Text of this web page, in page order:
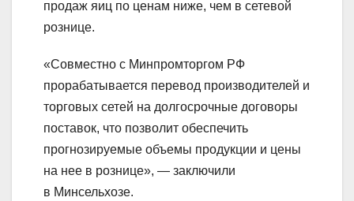
продаж яиц по ценам ниже, чем в сетевой
рознице.
«Совместно с Минпромторгом РФ
прорабатывается перевод производителей и
торговых сетей на долгосрочные договоры
поставок, что позволит обеспечить
прогнозируемые объемы продукции и цены
на нее в рознице», — заключили
в Минсельхозе.